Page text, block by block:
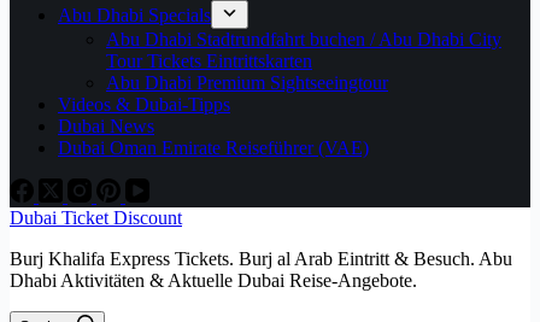
Abu Dhabi Specials
Abu Dhabi Stadtrundfahrt buchen / Abu Dhabi City
Tour Tickets Eintrittskarten
Abu Dhabi Premium Sightseeingtour
Videos & Dubai-Tipps
Dubai News
Dubai Oman Emirate Reiseführer (VAE)
Dubai Ticket Discount
Burj Khalifa Express Tickets. Burj al Arab Eintritt & Besuch. Abu
Dhabi Aktivitäten & Aktuelle Dubai Reise-Angebote.